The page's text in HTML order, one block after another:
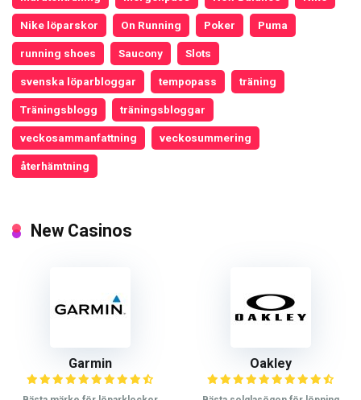
Nike löparskor On Running Poker Puma
running shoes Saucony Slots
svenska löparbloggar tempopass träning
Träningsblogg träningsbloggar
veckosammanfattning veckosummering
återhämtning
New Casinos
Garmin Oakley